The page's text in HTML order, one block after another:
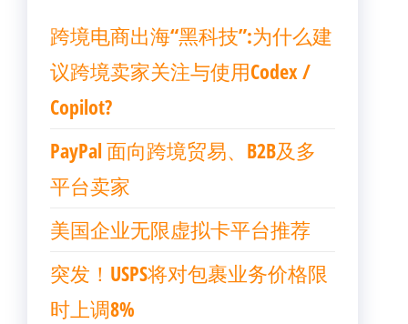
跨境电商出海“黑科技”:为什么建
议跨境卖家关注与使用Codex /
Copilot?
PayPal 面向跨境贸易、B2B及多
平台卖家
美国企业无限虚拟卡平台推荐
突发！USPS将对包裹业务价格限
时上调8%